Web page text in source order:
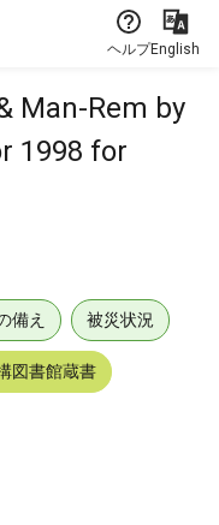
ヘルプEnglish
Man-Rem by
1998 for
備え 被災状況
図書館蔵書